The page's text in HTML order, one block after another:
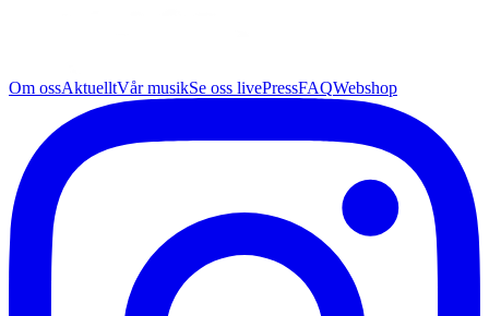
Om ossAktuelltVår musikSe oss livePressFAQWebshop